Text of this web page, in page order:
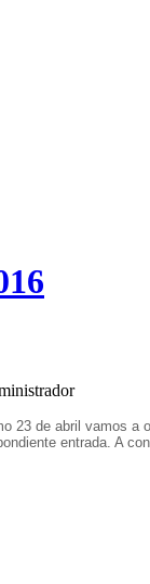
23 de abril vamos
entrada. A